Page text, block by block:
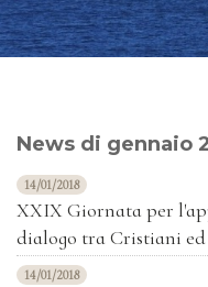
News di gennaio
14/01/2018
XXIX Giornata per
dialogo tra Cristiani
14/01/2018